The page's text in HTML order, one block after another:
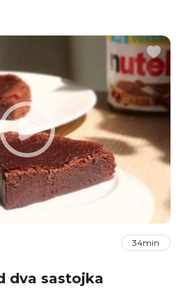
34min
dva sastojka